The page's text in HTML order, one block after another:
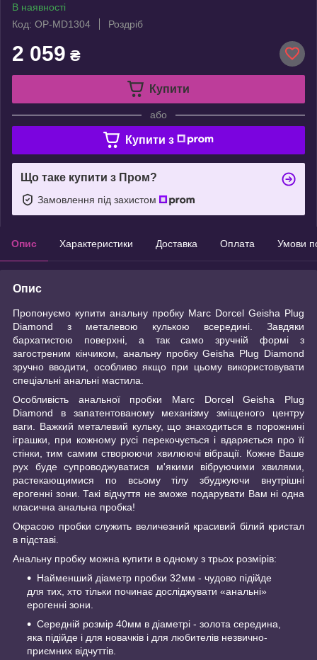
В наявності
Код: OP-MD1304
Роздріб
2 059 ₴
Купити
або
Купити з
Що таке купити з Пром?
Замовлення під захистом
Опис Характеристики Доставка Оплата Умови
Опис
Пропонуємо купити анальну пробку Marc Dorcel Geisha Plug
Diamond з металевою кулькою всередині. Завдяки
бархатистою поверхні, а так само зручній формі з
загостреним кінчиком, анальну пробку Geisha Plug Diamond
зручно вводити, особливо якщо при цьому використовувати
спеціальні анальні мастила.
Особливість анальної пробки Marc Dorcel Geisha Plug
Diamond в запатентованому механізму зміщеного центру
ваги. Важкий металевий кульку, що знаходиться в порожнині
іграшки, при кожному русі перекочується і вдаряється про її
стінки, тим самим створюючи хвилюючі вібрації. Кожне Ваше
рух буде супроводжуватися м'якими вібруючими хвилями,
растекающимися по всьому тілу збуджуючи внутрішні
ерогенні зони. Такі відчуття не зможе подарувати Вам ні одна
класична анальна пробка!
Окрасою пробки служить величезний красивий білий кристал
в підставі.
Анальну пробку можна купити в одному з трьох розмірів:
Найменший діаметр пробки 32мм - чудово підійде
для тих, хто тільки починає досліджувати «анальні»
ерогенні зони.
Середній розмір 40мм в діаметрі - золота середина,
яка підійде і для новачків і для любителів незвично-
приємних відчуттів.